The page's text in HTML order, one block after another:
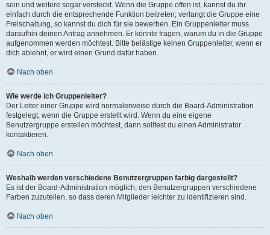
sein und weitere sogar versteckt. Wenn die Gruppe offen ist, kannst du ihr
einfach durch die entsprechende Funktion beitreten; verlangt die Gruppe eine
Freischaltung, so kannst du dich für sie bewerben. Ein Gruppenleiter muss
daraufhin deinen Antrag annehmen. Er könnte fragen, warum du in die Gruppe
aufgenommen werden möchtest. Bitte belästige keinen Gruppenleiter, wenn er
dich ablehnt, er wird einen Grund dafür haben.
Nach oben
Wie werde ich Gruppenleiter?
Der Leiter einer Gruppe wird normalerweise durch die Board-Administration
festgelegt, wenn die Gruppe erstellt wird. Wenn du eine eigene
Benutzergruppe erstellen möchtest, dann solltest du einen Administrator
kontaktieren.
Nach oben
Weshalb werden verschiedene Benutzergruppen farbig dargestellt?
Es ist der Board-Administration möglich, den Benutzergruppen verschiedene
Farben zuzuteilen, so dass deren Mitglieder leichter zu identifizieren sind.
Nach oben